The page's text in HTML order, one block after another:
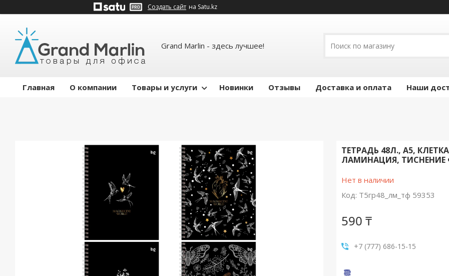
Создать сайт на Satu.kz
Grand Marlin - здесь лучшее!
Главная О компании Товары и услуги Новинки Отзывы Доставка и оплата Наши
ТЕТРАДЬ 48Л., А5, КЛЕТКА
ЛАМИНАЦИЯ, ТИСНЕНИЕ
Нет в наличии
Код: Т5гр48_лм_тф 59353
590 ₸
+7 (777) 686-15-15